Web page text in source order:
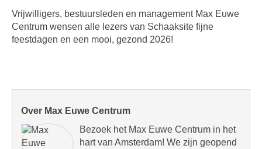
Vrijwilligers, bestuursleden en management Max Euwe
Centrum wensen alle lezers van Schaaksite fijne
feestdagen en een mooi, gezond 2026!
Over Max Euwe Centrum
Bezoek het Max Euwe Centrum in het
hart van Amsterdam! We zijn geopend